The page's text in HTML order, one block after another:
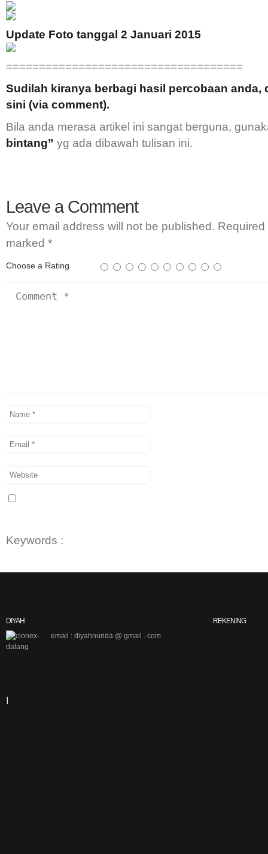
Update Foto tanggal 2 Januari 2015
====================================
Sudilah kiranya berbagi hasil percobaan anda,
sini (via comment).
Bila anda merasa artikel ini sangat berguna,
bintang” yg ada dibawah tulisan ini.
Leave a Comment
Your email address will not be published. Required
marked *
Choose a Rating
Keywords :
DIYAH
email : diyahnurida @ gmail . com
REKENING
|